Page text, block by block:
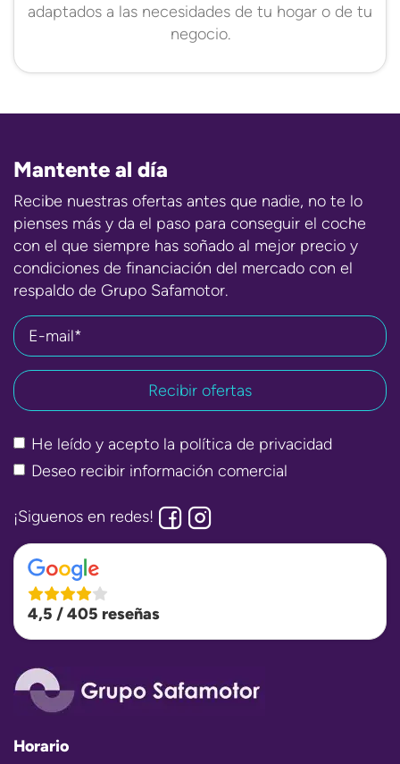
adaptados a las necesidades de tu hogar o de tu
negocio.
Mantente al día
Recibe nuestras ofertas antes que nadie, no te lo
pienses más y da el paso para conseguir el coche
con el que siempre has soñado al mejor precio y
condiciones de financiación del mercado con el
respaldo de Grupo Safamotor.
E-mail*
He leído y acepto la política de privacidad
Deseo recibir información comercial
¡Siguenos en redes!
4,5 / 405 reseñas
Horario